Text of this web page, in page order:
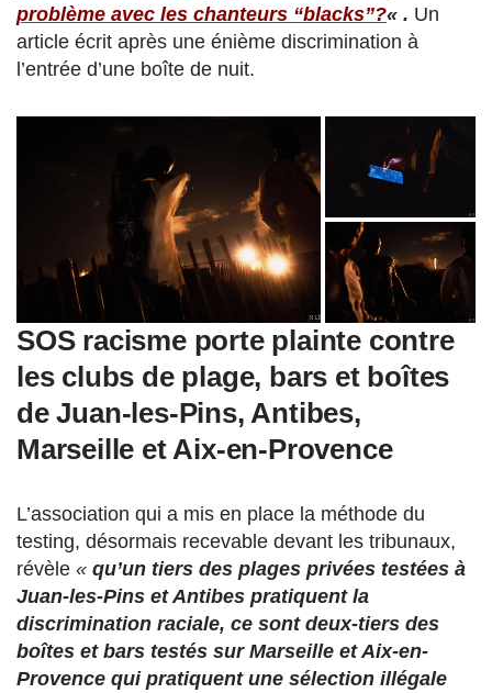
problème avec les chanteurs “blacks”?« . Un
article écrit après une énième discrimination à
l’entrée d’une boîte de nuit.
SOS racisme porte plainte contre
les clubs de plage, bars et boîtes
de Juan-les-Pins, Antibes,
Marseille et Aix-en-Provence
L’association qui a mis en place la méthode du
testing, désormais recevable devant les tribunaux,
révèle « qu’un tiers des plages privées testées à
Juan-les-Pins et Antibes pratiquent la
discrimination raciale, ce sont deux-tiers des
boîtes et bars testés sur Marseille et Aix-en-
Provence qui pratiquent une sélection illégale